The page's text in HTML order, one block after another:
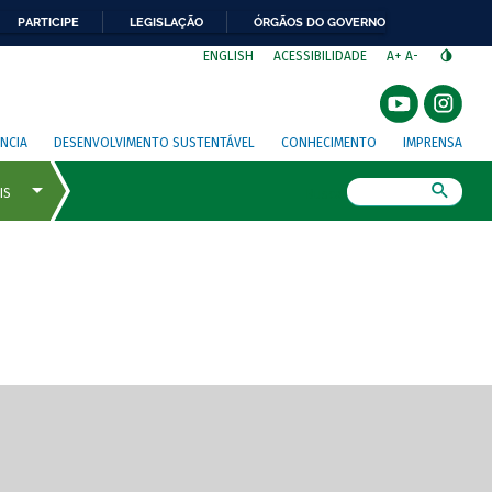
PARTICIPE LEGISLAÇÃO ÓRGÃOS DO GOVERNO
ENGLISH ACESSIBILIDADE A+ A-
DESENVOLVIMENTO SUSTENTÁVEL CONHECIMENTO IMPRENSA
de tela